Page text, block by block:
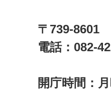
〒739-8601
電話：082-
開庁時間：